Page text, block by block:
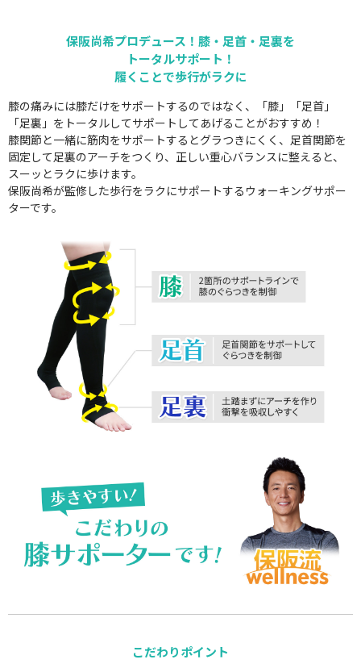
保阪尚希プロデュース！膝・足首・足裏を
トータルサポート！
履くことで歩行がラクに
膝の痛みには膝だけをサポートするのではなく、「膝」「足首」
「足裏」をトータルしてサポートしてあげることがおすすめ！
膝関節と一緒に筋肉をサポートするとグラつきにくく、足首関節を
固定して足裏のアーチをつくり、正しい重心バランスに整えると、
スーッとラクに歩けます。
保阪尚希が監修した歩行をラクにサポートするウォーキングサポー
ターです。
こだわりポイント